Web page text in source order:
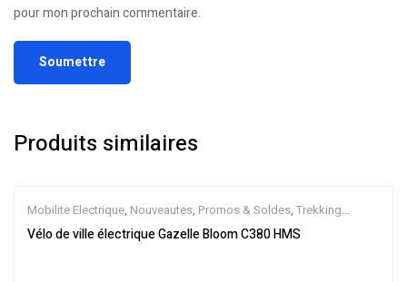
pour mon prochain commentaire.
Produits similaires
Mobilite Electrique, Nouveautes, Promos & Soldes, Trekking
électrique,Vélo électrique ville,Velos Electriques,VTC Electrique
Vélo de ville électrique Gazelle Bloom C380 HMS